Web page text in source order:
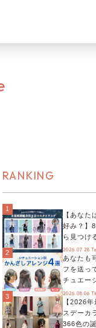
RANKING
1
【あなた
好み？】
ら見つけ
タイリン
2026.07.28
2
あなたも
フを送っ
チュエー
オススメ
編集部】
2026.08.06
3
【2026
スデーカ
366色の